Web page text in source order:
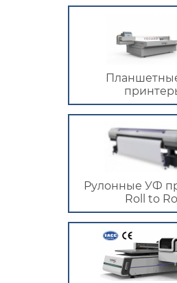
Рулонные УФ
Roll to Roll